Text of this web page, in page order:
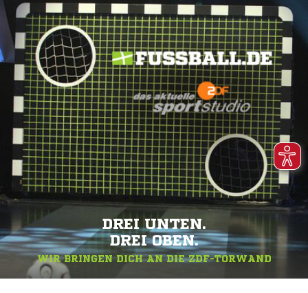
DREI UNTEN.
DREI OBEN.
WIR BRINGEN DICH AN DIE ZDF-TORWAND